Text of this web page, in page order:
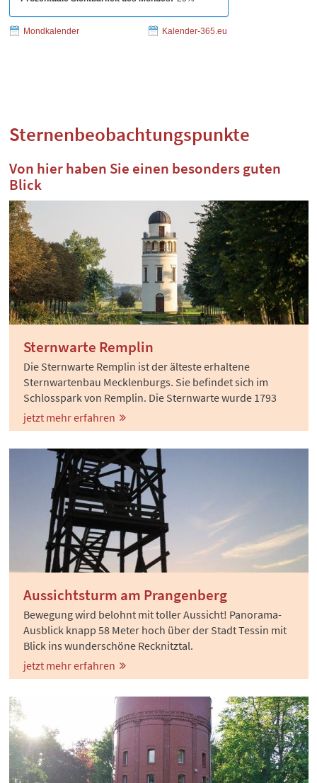
Mondkalender Kalender-365.eu
Sternenbeobachtungspunkte
Von hier haben Sie einen besonders guten
Blick
Sternwarte Remplin
Die Sternwarte Remplin ist der älteste erhaltene
Sternwartenbau Mecklenburgs. Sie befindet sich im
Schlosspark von Remplin. Die Sternwarte wurde 1793
von Friedrich II. von Hahn errichtet und bis 1805 als
Observatorium genutzt. Die Teleskope gehörten
jetzt mehr erfahren
Aussichtsturm am Prangenberg
Bewegung wird belohnt mit toller Aussicht! Panorama-
Ausblick knapp 58 Meter hoch über der Stadt Tessin mit
Blick ins wunderschöne Recknitztal.
jetzt mehr erfahren